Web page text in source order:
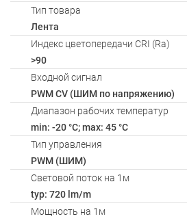
Тип товара
Лента
Индекс цветопередачи CRI (Ra)
>90
Входной сигнал
PWM СV (ШИМ по напряжению)
Диапазон рабочих температур
min: -20 °C; max: 45 °C
Тип управления
PWM (ШИМ)
Световой поток на 1м
typ: 720 lm/m
Мощность на 1м